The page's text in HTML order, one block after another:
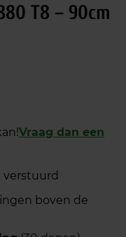
T8 – 90cm
Vraag dan een
verstuurd
boven de